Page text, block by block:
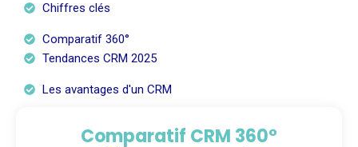
Chiffres clés
Comparatif 360°
Tendances CRM 2025
Les avantages d'un CRM
Comparatif CRM 360°